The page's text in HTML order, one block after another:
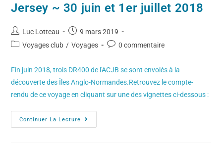
Jersey ~ 30 juin et 1er juillet 2018
Luc Lotteau
9 mars 2019
Voyages club / Voyages 0 commentaire
Fin juin 2018, trois DR400 de l'ACJB se sont envolés à la
découverte des Îles Anglo-Normandes.Retrouvez le compte-
rendu de ce voyage en cliquant sur une des vignettes ci-dessous :
Continuer La Lecture